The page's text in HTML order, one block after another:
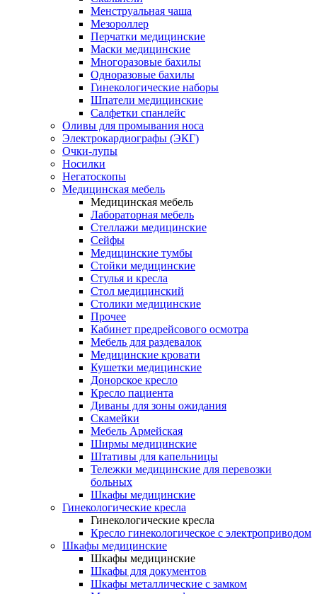
Менструальная чаша
Мезороллер
Перчатки медицинские
Маски медицинские
Многоразовые бахилы
Одноразовые бахилы
Гинекологические наборы
Шпатели медицинские
Салфетки спанлейс
Оливы для промывания носа
Электрокардиографы (ЭКГ)
Очки-лупы
Носилки
Негатоскопы
Медицинская мебель
Медицинская мебель
Лабораторная мебель
Стеллажи медицинские
Сейфы
Медицинские тумбы
Стойки медицинские
Cтулья и кресла
Стол медицинский
Столики медицинские
Прочее
Кабинет предрейсового осмотра
Мебель для раздевалок
Медицинские кровати
Кушетки медицинские
Донорское кресло
Кресло пациента
Диваны для зоны ожидания
Скамейки
Мебель Армейская
Ширмы медицинские
Штативы для капельницы
Тележки медицинские для перевозки
больных
Шкафы медицинские
Гинекологические кресла
Гинекологические кресла
Кресло гинекологическое с электроприводом
Шкафы медицинские
Шкафы медицинские
Шкафы для документов
Шкафы металлические с замком